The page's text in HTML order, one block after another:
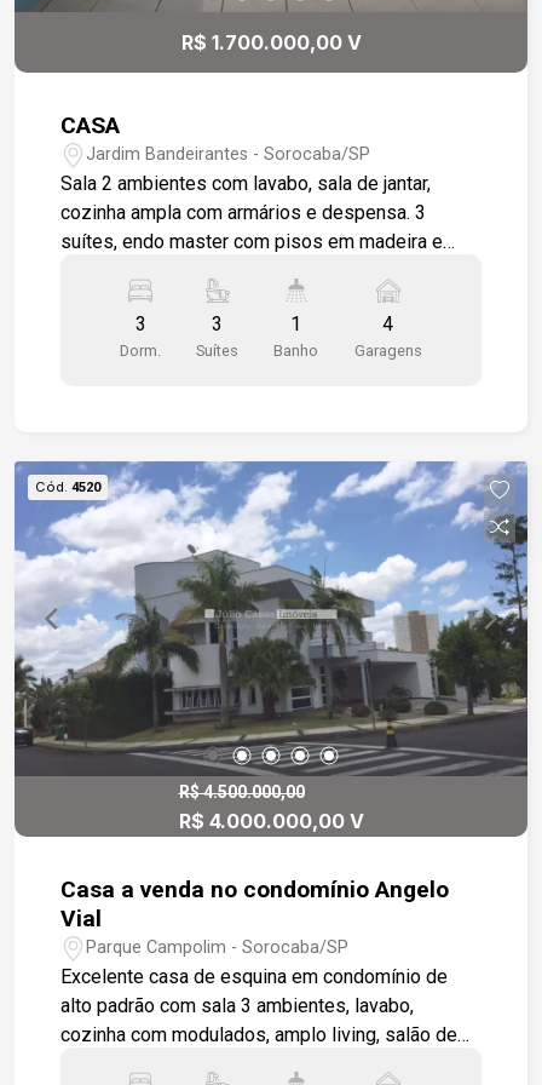
R$ 1.700.000,00 V
CASA
Jardim Bandeirantes - Sorocaba/SP
Sala 2 ambientes com lavabo, sala de jantar,
cozinha ampla com armários e despensa. 3
suítes, endo master com pisos em madeira e
Área gourmet com 1 dormitório, wc ,
churrasqueira e pia de apoio, piscina , quintal
grande, porão. Aquecimento solar Garagem para 4
3
Dorm.
3
Suítes
1
Banho
4
Garagens
Cód. 4520
R$ 4.500.000,00
R$ 4.000.000,00 V
Casa a venda no condomínio Angelo
Vial
Parque Campolim - Sorocaba/SP
Excelente casa de esquina em condomínio de
alto padrão com sala 3 ambientes, lavabo,
cozinha com modulados, amplo living, salão de